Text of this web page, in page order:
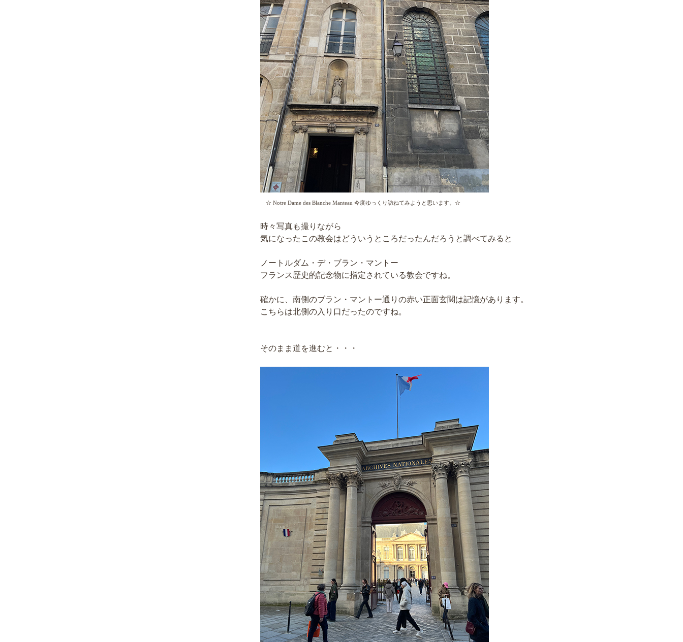
☆ Notre Dame des Blanche Manteau 今度ゆっくり訪ねてみようと思います。☆
時々写真も撮りながら
気になったこの教会はどういうところだったんだろうと調べてみると
ノートルダム・デ・ブラン・マントー
フランス歴史的記念物に指定されている教会ですね。
確かに、南側のブラン・マントー通りの赤い正面玄関は記憶があります。
こちらは北側の入り口だったのですね。
そのまま道を進むと・・・